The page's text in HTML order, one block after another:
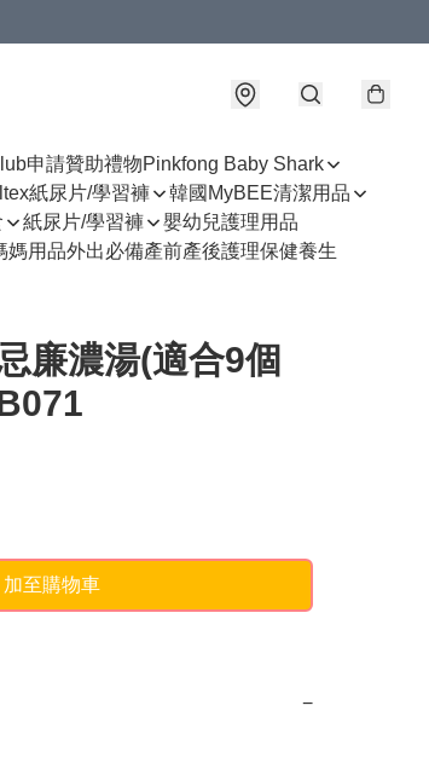
申請贊助禮物Pinkfong Baby Shark
紙尿片/學習褲
韓國MyBEE清潔用品
紙尿片/學習褲
嬰幼兒護理用品
媽用品外出必備產前產後護理保健養生
廉濃湯(適合9個
加至購物車
−